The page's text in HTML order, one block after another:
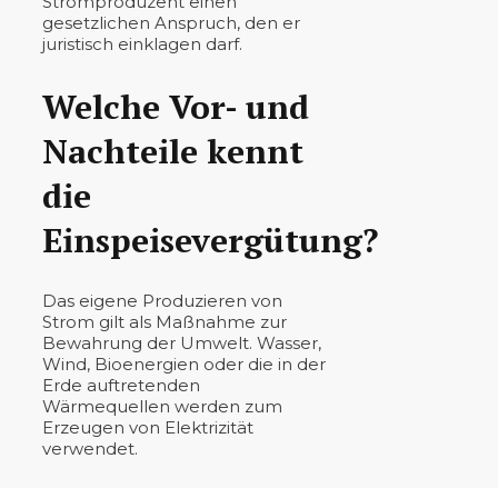
gesetzlichen Anspruch, den er
juristisch einklagen darf.
Welche Vor- und
Nachteile kennt
die
Einspeisevergütung?
Das eigene Produzieren von
Strom gilt als Maßnahme zur
Bewahrung der Umwelt. Wasser,
Wind, Bioenergien oder die in der
Erde auftretenden
Wärmequellen werden zum
Erzeugen von Elektrizität
verwendet.